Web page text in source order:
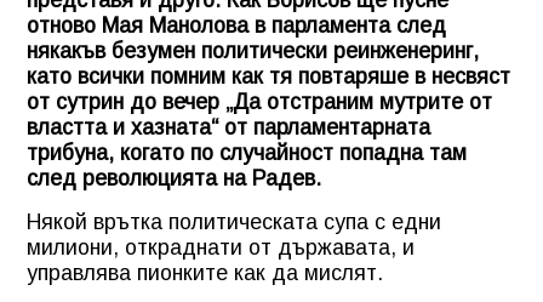
отново Мая Манолова в парламента след
някакъв безумен политически реинженеринг,
като всички помним как тя повтаряше в несвяст
от сутрин до вечер „Да отстраним мутрите от
властта и хазната“ от парламентарната
трибуна, когато по случайност попадна там
след революцията на Радев.
Някой врътка политическата супа с едни
милиони, откраднати от държавата, и
управлява пионките как да мислят.